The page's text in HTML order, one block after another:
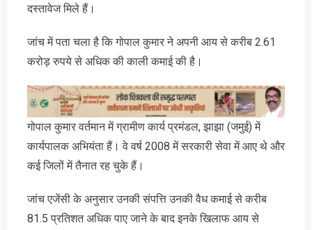
दस्तावेज मिले हैं।
जांच में पता चला है कि गोपाल कुमार ने अपनी आय से करीब 2.61
करोड़ रुपये से अधिक की काली कमाई की है।
गोपाल कुमार वर्तमान में ग्रामीण कार्य प्रमंडल, झाझा (जमुई) में
कार्यपालक अभियंता हैं। वे वर्ष 2008 में सरकारी सेवा में आए थे और
कई जिलों में तैनात रह चुके हैं।
जांच एजेंसी के अनुसार उनकी संपत्ति उनकी वैध कमाई से करीब
81.5 प्रतिशत अधिक पाए जाने के बाद इनके खिलाफ आय से